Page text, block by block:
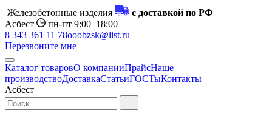
Железобетонные изделия
с доставкой по РФ
Асбест
пн-пт 9:00–18:00
8 343 361 11 78ooobzsk@list.ru
Перезвоните мне
Каталог товаровО компанииПрайсНаше
производствоДоставкаСтатьиГОСТыКонтакты
Асбест